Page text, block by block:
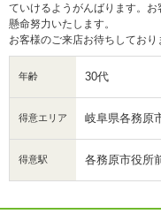
ていけるようがんばります。
懸命努力いたします。
お客様のご来店お待ちしており
年齢 30代
得意エリア 岐阜県各務原
得意駅 各務原市役所